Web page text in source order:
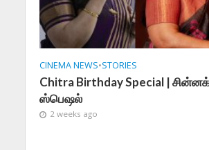
CINEMA NEWS•STORIES
Chitra Birthday Special |
ஸ்பெஷல்
2 weeks ago